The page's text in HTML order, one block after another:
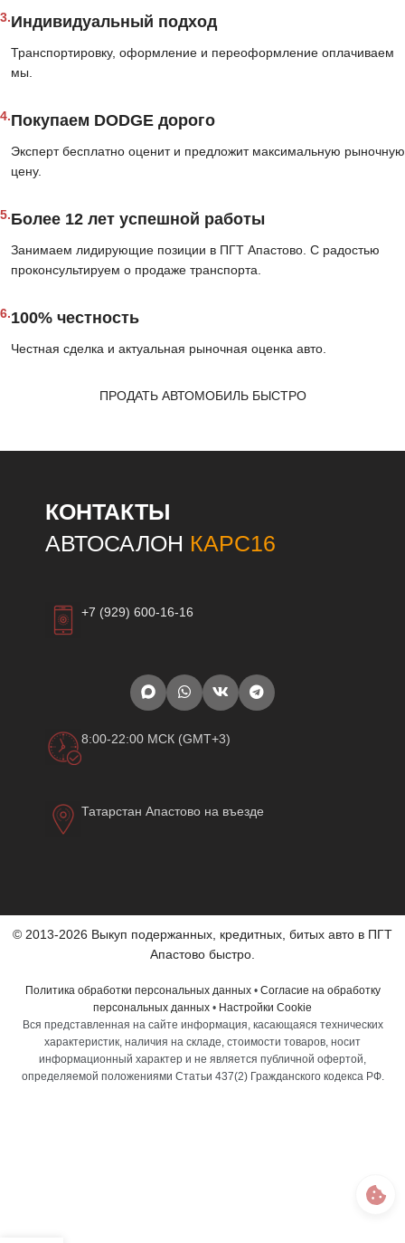
3.Индивидуальный подход
Транспортировку, оформление и переоформление оплачиваем
мы.
4.Покупаем DODGE дорого
Эксперт бесплатно оценит и предложит максимальную рыночную
цену.
5.Более 12 лет успешной работы
Занимаем лидирующие позиции в ПГТ Апастово. С радостью
проконсультируем о продаже транспорта.
6.100% честность
Честная сделка и актуальная рыночная оценка авто.
ПРОДАТЬ АВТОМОБИЛЬ БЫСТРО
КОНТАКТЫ
АВТОСАЛОН КАРС16
+7 (929) 600-16-16
8:00-22:00 МСК (GMT+3)
Татарстан Апастово на въезде
© 2013-2026 Выкуп подержанных, кредитных, битых авто в ПГТ
Апастово быстро.
Политика обработки персональных данных• Согласие на обработку
персональных данных • Настройки Cookie
Вся представленная на сайте информация, касающаяся технических
характеристик, наличия на складе, стоимости товаров, носит
информационный характер и не является публичной офертой,
определяемой положениями Статьи 437(2) Гражданского кодекса РФ.